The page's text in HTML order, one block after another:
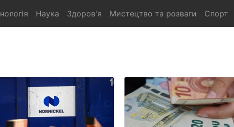
Наука Здоров'я Мистецтво та розваги Спорт